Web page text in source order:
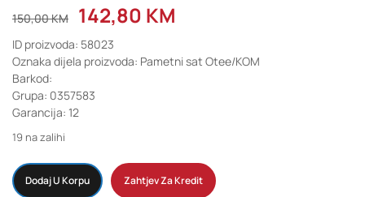
150,00KM 142,80 KM
ID proizvoda: 58023
Oznaka dijela proizvoda: Pametni sat Otee/KOM
Barkod:
Grupa: 0357583
Garancija: 12
19 na zalihi
Dodaj U Korpu Zahtjev Za Kredit